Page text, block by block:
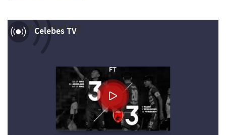
Celebes TV
Now Playing